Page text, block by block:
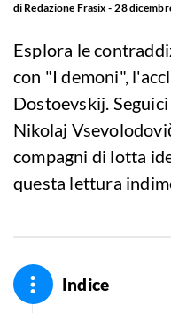
di Redazione Frasix 28
Esplora le
con "I demoni",
Dostoevskij.
Nikolaj
compagni di lotta
questa lettura
Indice